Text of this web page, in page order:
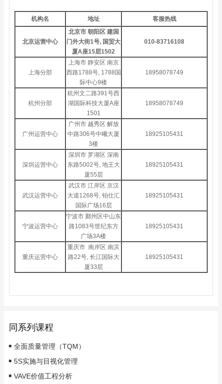
机构名 地址 客服热线
北京运营中心
北京市 朝阳区 建国
门外大街1号, 国贸大
厦A座15层1502
010-83716108
上海分部
上海市 静安区 南京
西路1788号, 1788国
际中心9楼
18958078749
杭州分部
杭州文二路391号西
湖国际科技大厦A座
1501
18958078749
广州运营中心
广州市 越秀区 解放
中路306号中曦大厦
3楼
18925105431
深圳运营中心
深圳市 罗湖区 深南
东路5002号, 地王大
厦55层
18925105431
武汉运营中心
武汉市 江岸区 京汉
大道1268号, 铂仕汇
国际广场16层
18925105431
宁波运营中心
宁波市 鄞州区中山东
路1083号世纪东方
广场3A楼
18925105431
重庆运营中心
重庆市 南岸区 南滨
路22号, 长江国际大
厦33层
18925105431
同系列课程
全面质量管理（TQM）
5S实施与目视化管理
VAVE价值工程分析